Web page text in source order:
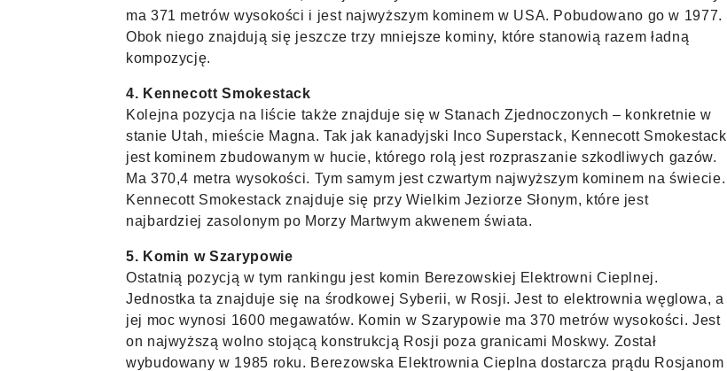
ma 371 metrów wysokości i jest najwyższym kominem w USA. Pobudowano go w 1977.
Obok niego znajdują się jeszcze trzy mniejsze kominy, które stanowią razem ładną
kompozycję.
4. Kennecott Smokestack
Kolejna pozycja na liście także znajduje się w Stanach Zjednoczonych – konkretnie w
stanie Utah, mieście Magna. Tak jak kanadyjski Inco Superstack, Kennecott Smokestack
jest kominem zbudowanym w hucie, którego rolą jest rozpraszanie szkodliwych gazów.
Ma 370,4 metra wysokości. Tym samym jest czwartym najwyższym kominem na świecie.
Kennecott Smokestack znajduje się przy Wielkim Jeziorze Słonym, które jest
najbardziej zasolonym po Morzy Martwym akwenem świata.
5. Komin w Szarypowie
Ostatnią pozycją w tym rankingu jest komin Berezowskiej Elektrowni Cieplnej.
Jednostka ta znajduje się na środkowej Syberii, w Rosji. Jest to elektrownia węglowa, a
jej moc wynosi 1600 megawatów. Komin w Szarypowie ma 370 metrów wysokości. Jest
on najwyższą wolno stojącą konstrukcją Rosji poza granicami Moskwy. Został
wybudowany w 1985 roku. Berezowska Elektrownia Cieplna dostarcza prądu Rosjanom